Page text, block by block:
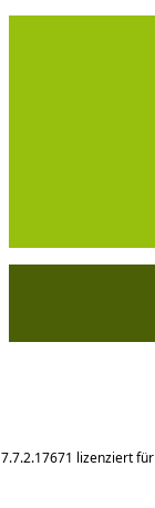
7.7.2.17671 lizenziert für